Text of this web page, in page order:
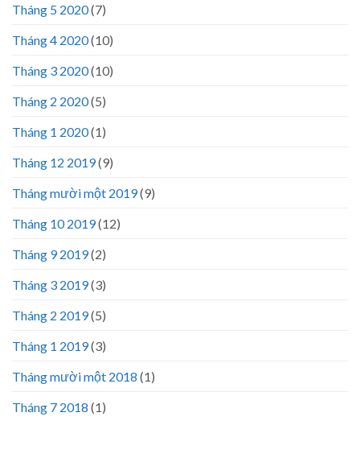
Tháng 5 2020(7)
Tháng 4 2020(10)
Tháng 3 2020(10)
Tháng 2 2020(5)
Tháng 1 2020(1)
Tháng 12 2019(9)
Tháng mười một 2019(9)
Tháng 10 2019(12)
Tháng 9 2019(2)
Tháng 3 2019(3)
Tháng 2 2019(5)
Tháng 1 2019(3)
Tháng mười một 2018 (1)
Tháng 7 2018 (1)